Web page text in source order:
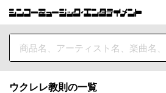
ウクレレ教則の一覧